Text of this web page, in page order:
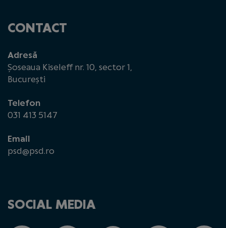
CONTACT
Adresă
Șoseaua Kiseleff nr. 10, sector 1,
București
Telefon
031 413 5147
Email
psd@psd.ro
SOCIAL MEDIA